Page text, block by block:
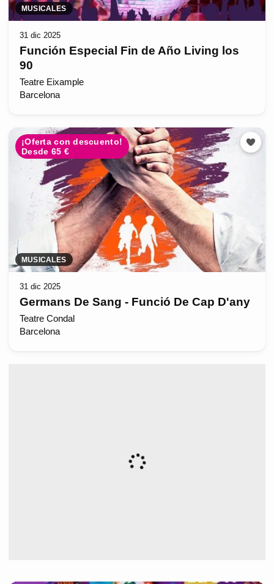
MUSICALES
31 dic 2025
Función Especial Fin de Año Living los
90
Teatre Eixample
Barcelona
¡Oferta con descuento!
Desde 65 €
MUSICALES
31 dic 2025
Germans De Sang - Funció De Cap D'any
Teatre Condal
Barcelona